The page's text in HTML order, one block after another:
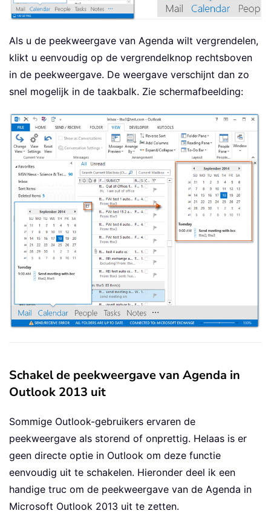
Als u de peekweergave van Agenda wilt vergrendelen,
klikt u eenvoudig op de vergrendelknop rechtsboven
in de peekweergave. De weergave verschijnt dan zo
snel mogelijk in de taakbalk. Zie schermafbeelding:
Schakel de peekweergave van Agenda in
Outlook 2013 uit
Sommige Outlook-gebruikers ervaren de
peekweergave als storend of onprettig. Helaas is er
geen directe optie in Outlook om deze functie
eenvoudig uit te schakelen. Hieronder deel ik een
handige truc om de peekweergave van de Agenda in
Microsoft Outlook 2013 uit te zetten.